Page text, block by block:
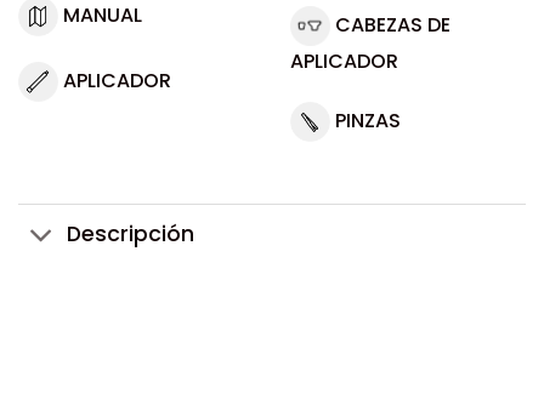
MANUAL
APLICADOR
CABEZAS DE
APLICADOR
PINZAS
Descripción